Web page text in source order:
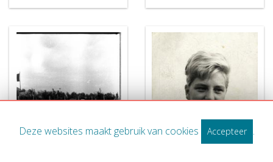
Deze websites maakt gebruik van cookies Accepteer .